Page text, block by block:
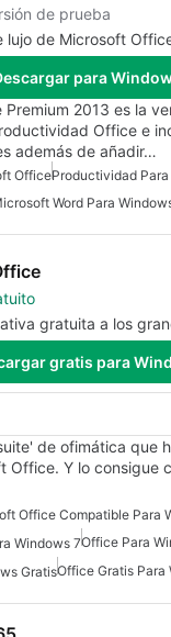
de prueba
lujo de Microsoft
para
2013 es la
Office e
además de añadir…
OfficeProductividad
Word Para
gratuita a los
gratis para
de ofimática que
Office. Y lo consigue
Windows 7Office Para
GratisOffice Gratis Para